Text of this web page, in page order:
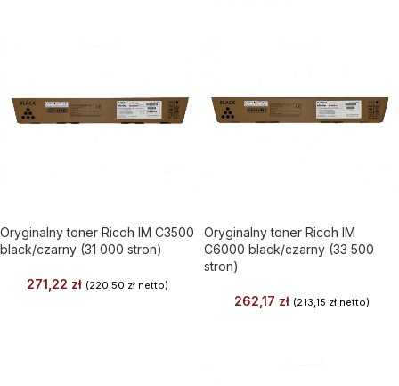
Oryginalny toner Ricoh IM C3500
black/czarny (31 000 stron)
271,22 zł (220,50 zł netto)
Oryginalny toner Ricoh IM
C6000 black/czarny (33 500
stron)
262,17 zł (213,15 złnetto)